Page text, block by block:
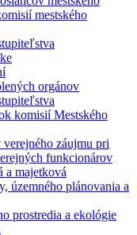
mestského
orgánov
komisií Mestského
záujmu pri
funkcionárov
a majetková
územného plánovania a
prostredia a ekológie